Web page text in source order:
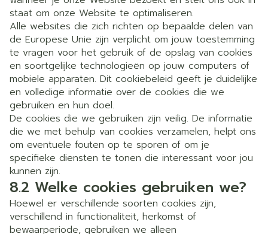
staat om onze Website te optimaliseren.
Alle websites die zich richten op bepaalde delen van
de Europese Unie zijn verplicht om jouw toestemming
te vragen voor het gebruik of de opslag van cookies
en soortgelijke technologieën op jouw computers of
mobiele apparaten. Dit cookiebeleid geeft je duidelijke
en volledige informatie over de cookies die we
gebruiken en hun doel.
De cookies die we gebruiken zijn veilig. De informatie
die we met behulp van cookies verzamelen, helpt ons
om eventuele fouten op te sporen of om je
specifieke diensten te tonen die interessant voor jou
kunnen zijn.
8.2 Welke cookies gebruiken we?
Hoewel er verschillende soorten cookies zijn,
verschillend in functionaliteit, herkomst of
bewaarperiode, gebruiken we alleen